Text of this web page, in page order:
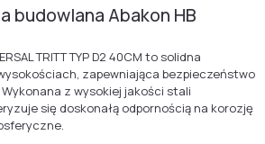
budowlana Abakon HB
TRITT TYP D2 40CM to solidna
zapewniająca bezpieczeństwo
z wysokiej jakości stali
się doskonałą odpornością na korozję